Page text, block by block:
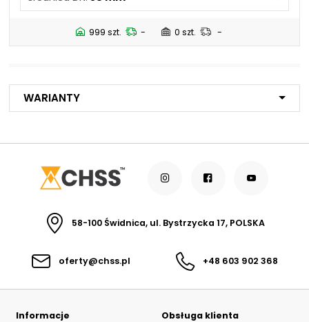
KRS: 0001073679
38 mm
65 mm
20 mm
150 mm
999 szt. - 0 szt. -
Warianty
58-100 Świdnica, ul. Bystrzycka 17, POLSKA
oferty@chss.pl +48 603 902 368
Informacje
Obsługa klienta